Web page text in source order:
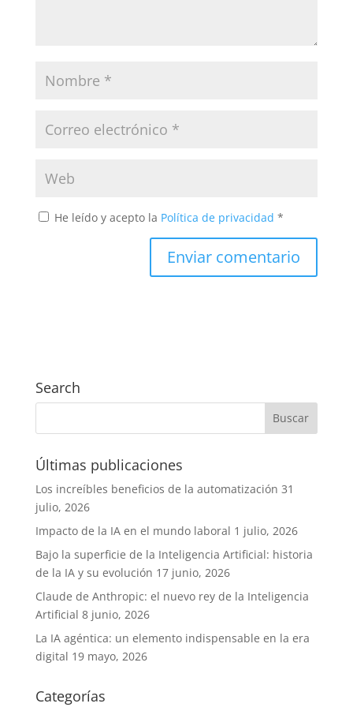
He leído y acepto la Política de privacidad *
Search
Últimas publicaciones
Los increíbles beneficios de la automatización 31
julio, 2026
Impacto de la IA en el mundo laboral 1 julio, 2026
Bajo la superficie de la Inteligencia Artificial: historia
de la IA y su evolución 17 junio, 2026
Claude de Anthropic: el nuevo rey de la Inteligencia
Artificial 8 junio, 2026
La IA agéntica: un elemento indispensable en la era
digital 19 mayo, 2026
Categorías